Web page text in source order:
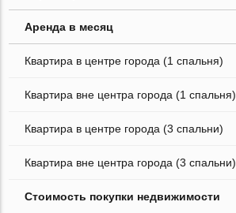
Аренда в месяц
Квартира в центре города (1 спальня)
Квартира вне центра города (1 спальня)
Квартира в центре города (3 спальни)
Квартира вне центра города (3 спальни)
Стоимость покупки недвижимости